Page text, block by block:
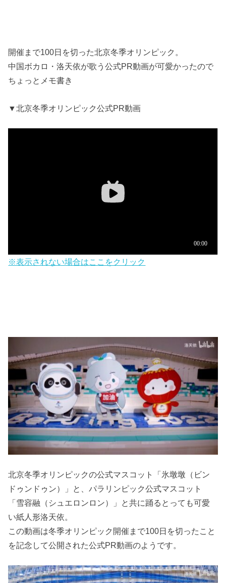
開催まで100日を切った北京冬季オリンピック。
中国ボカロ・洛天依が歌う公式PR動画が可愛かったので
ちょっとメモ書き
▼北京冬季オリンピック公式PR動画
※表示されない場合はここをクリック
北京冬季オリンピックの公式マスコット「氷墩墩（ビン
ドゥンドゥン）」と、パラリンピック公式マスコット
「雪容融（シュエロンロン）」と共に踊るとっても可愛
い紙人形洛天依。
この動画は冬季オリンピック開催まで100日を切ったこと
を記念して公開された公式PR動画のようです。